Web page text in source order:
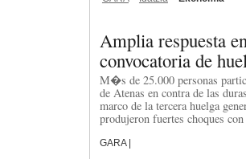
Amplia respuesta
convocatoria de
M�s de 25.000 personas
de Atenas en contra de las
marco de la tercera huelga
produjeron fuertes choques
GARA |